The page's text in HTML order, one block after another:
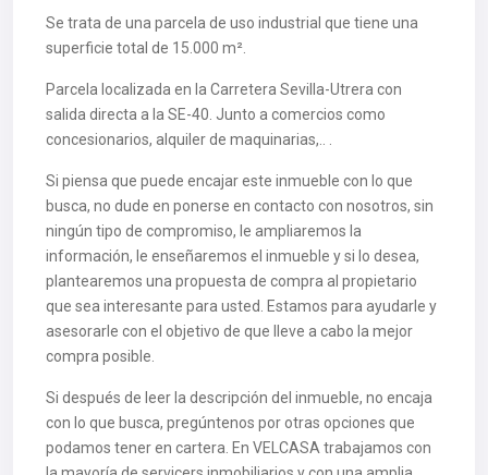
Se trata de una parcela de uso industrial que tiene una
superficie total de 15.000 m².
Parcela localizada en la Carretera Sevilla-Utrera con
salida directa a la SE-40. Junto a comercios como
concesionarios, alquiler de maquinarias,.. .
Si piensa que puede encajar este inmueble con lo que
busca, no dude en ponerse en contacto con nosotros, sin
ningún tipo de compromiso, le ampliaremos la
información, le enseñaremos el inmueble y si lo desea,
plantearemos una propuesta de compra al propietario
que sea interesante para usted. Estamos para ayudarle y
asesorarle con el objetivo de que lleve a cabo la mejor
compra posible.
Si después de leer la descripción del inmueble, no encaja
con lo que busca, pregúntenos por otras opciones que
podamos tener en cartera. En VELCASA trabajamos con